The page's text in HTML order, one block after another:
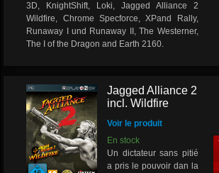
3D, KnightShift, Loki, Jagged Alliance 2
Wildfire, Chrome Specforce, XPand Rally,
Runaway I und Runaway II, The Westerner,
The I of the Dragon and Earth 2160.
Jagged Alliance 2
incl. Wildfire
Voir le produit
En stock
Un dictateur sans pitié
a pris le pouvoir dan la